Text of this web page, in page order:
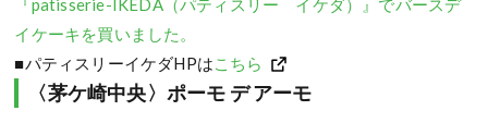
『patisserie-IKEDA（パティスリー イケダ）』でバースデ
イケーキを買いました。
■パティスリーイケダHPはこちら
〈茅ケ崎中央〉ポーモ デ アーモ